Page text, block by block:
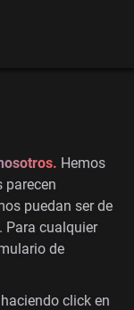
Hemos
parecen
puedan ser de
Para cualquier
de
click en